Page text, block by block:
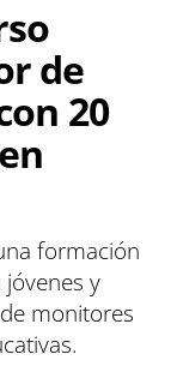
de
20
formación
y
monitores